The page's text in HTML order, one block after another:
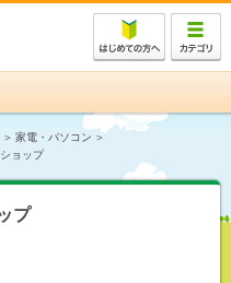
家電・パソコン
ョップ
プ